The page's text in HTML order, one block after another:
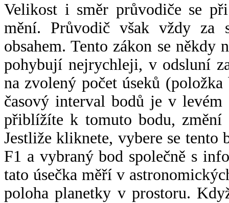
Velikost i směr průvodiče se
mění. Průvodič však vždy za
obsahem. Tento zákon se někdy
pohybují nejrychleji, v odsluní
na zvolený počet úseků
časový interval bodů je v
přiblížíte k tomuto bodu,
Jestliže kliknete, vybere se tento
F1 a vybraný bod společně s
tato úsečka měří v
poloha planetky v prostoru.